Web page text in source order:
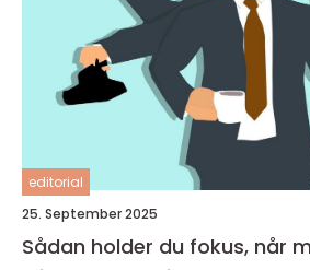
editorial
25. September 2025
Sådan holder du fokus, når